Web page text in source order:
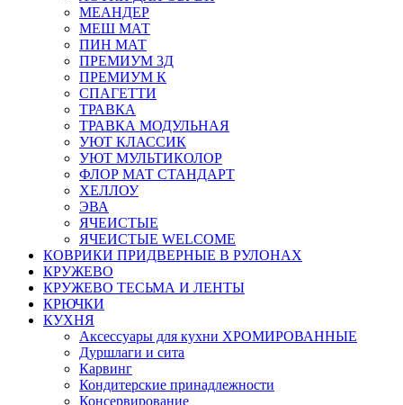
МЕАНДЕР
МЕШ МАТ
ПИН МАТ
ПРЕМИУМ 3Д
ПРЕМИУМ К
СПАГЕТТИ
ТРАВКА
ТРАВКА МОДУЛЬНАЯ
УЮТ КЛАССИК
УЮТ МУЛЬТИКОЛОР
ФЛОР МАТ СТАНДАРТ
ХЕЛЛОУ
ЭВА
ЯЧЕИСТЫЕ
ЯЧЕИСТЫЕ WELCOME
КОВРИКИ ПРИДВЕРНЫЕ В РУЛОНАХ
КРУЖЕВО
КРУЖЕВО ТЕСЬМА И ЛЕНТЫ
КРЮЧКИ
КУХНЯ
Аксессуары для кухни ХРОМИРОВАННЫЕ
Дуршлаги и сита
Карвинг
Кондитерские принадлежности
Консервирование